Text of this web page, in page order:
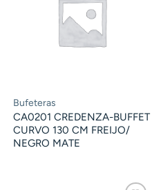
Bufeteras
CA0201 CREDENZA-BUFFET
CURVO 130 CM FREIJO/
NEGRO MATE